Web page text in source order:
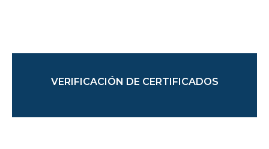
VERIFICACIÓN DE CERTIFICADOS